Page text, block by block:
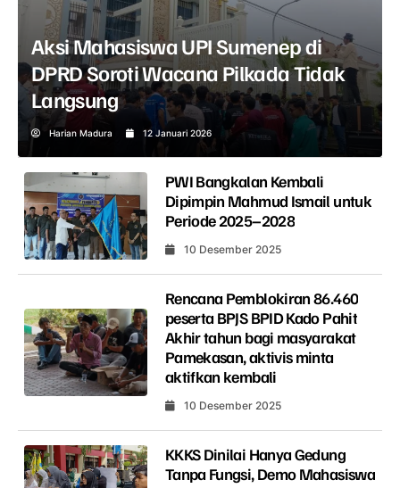
Aksi Mahasiswa UPI Sumenep di
DPRD Soroti Wacana Pilkada Tidak
Langsung
Harian Madura 12 Januari 2026
PWI Bangkalan Kembali
Dipimpin Mahmud Ismail untuk
Periode 2025–2028
10 Desember 2025
Rencana Pemblokiran 86.460
peserta BPJS BPID Kado Pahit
Akhir tahun bagi masyarakat
Pamekasan, aktivis minta
aktifkan kembali
10 Desember 2025
KKKS Dinilai Hanya Gedung
Tanpa Fungsi, Demo Mahasiswa